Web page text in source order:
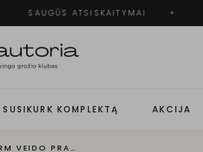
SAUGŪS ATSISKAITYMAI
SUSIKURK KOMPLEKTĄ AKCIJA
OBAGI MEDICAL NU-DERM VEIDO PRAUSIKLIS – PUTOJANTIS GELIS